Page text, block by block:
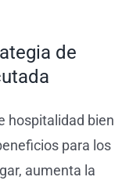
de
hospitalidad bien
para los
aumenta la